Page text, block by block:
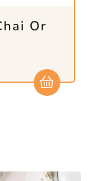
Or